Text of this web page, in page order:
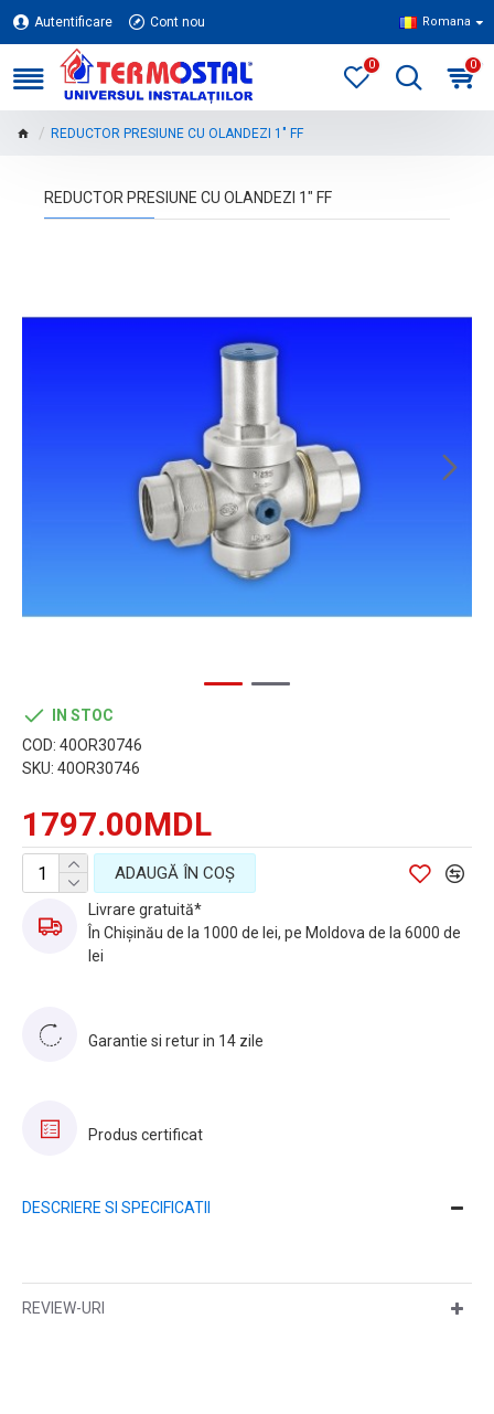
Autentificare Cont nou Romana
0 0
REDUCTOR PRESIUNE CU OLANDEZI 1" FF
REDUCTOR PRESIUNE CU OLANDEZI 1" FF
1797.00MDL
IN STOC
COD: 40OR30746
SKU: 40OR30746
ADAUGĂ ÎN COŞ
Livrare gratuită*
În Chișinău de la 1000 de lei, pe Moldova de la 6000 de
lei
Garantie si retur in 14 zile
Produs certificat
DESCRIERE SI SPECIFICATII
REVIEW-URI